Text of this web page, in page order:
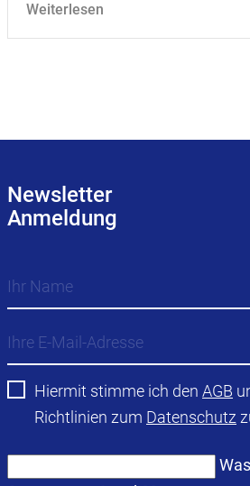
Weiterlesen
Newsletter
Anmeldung
Hiermit stimme ich den AGB
Richtlinien zum Datenschutz